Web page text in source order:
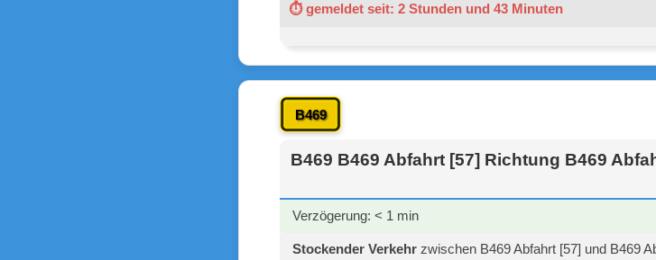
⏱ gemeldet seit: 2 Stunden und 43 Minuten
B469
B469 B469 Abfahrt [57] Richtung B469
Verzögerung: < 1 min
Stockender Verkehr zwischen B469 Abfahrt [57] und B469